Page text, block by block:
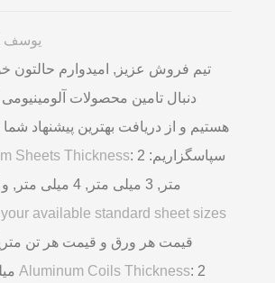
یوسف
تیم فروش عزیز, امیدوارم حالتون
دنبال تامین محصولات
هستیم و از دریافت بهترین پیشنهاد شما
سپاسگزاریم:
Sheets Thickness
متر, 3 میلی متر, 4 میلی متر, و 5
available standard sheet sizes
قیمت هر ورق و قیمت هر تن
Aluminum Coils Thickness